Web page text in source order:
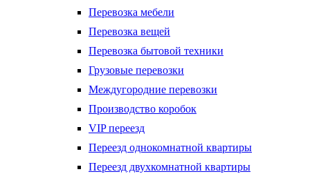
Перевозка мебели
Перевозка вещей
Перевозка бытовой техники
Грузовые перевозки
Междугородние перевозки
Производство коробок
VIP переезд
Переезд однокомнатной квартиры
Переезд двухкомнатной квартиры